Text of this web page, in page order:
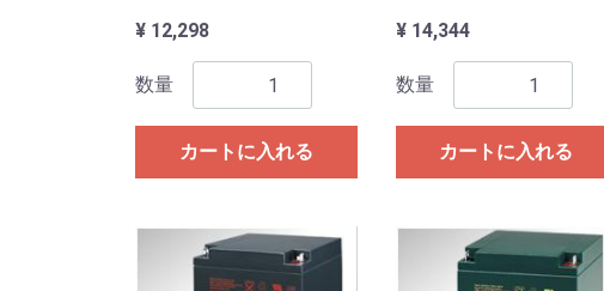
¥ 12,298
数量
カートに入れる
¥ 14,344
数量
カートに入れる